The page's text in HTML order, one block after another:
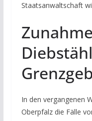
Staatsanwaltschaft
In den vergangenen
Oberpfalz die Fälle